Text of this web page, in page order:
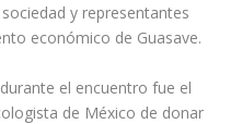
y representantes
económico de Guasave.
el encuentro fue el
de México de donar